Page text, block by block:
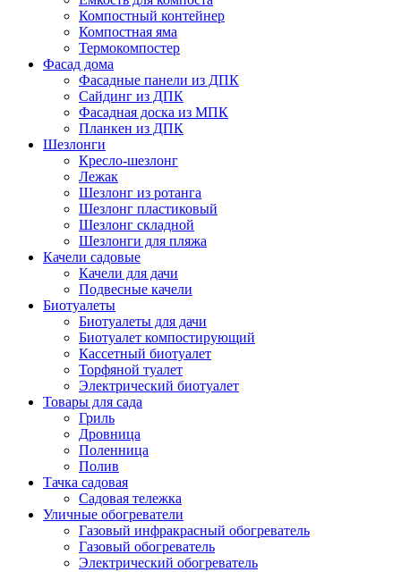
Компостный контейнер
Компостная яма
Термокомпостер
Фасад дома
Фасадные панели из ДПК
Сайдинг из ДПК
Фасадная доска из МПК
Планкен из ДПК
Шезлонги
Кресло-шезлонг
Лежак
Шезлонг из ротанга
Шезлонг пластиковый
Шезлонг складной
Шезлонги для пляжа
Качели садовые
Качели для дачи
Подвесные качели
Биотуалеты
Биотуалеты для дачи
Биотуалет компостирующий
Кассетный биотуалет
Торфяной туалет
Электрический биотуалет
Товары для сада
Гриль
Дровница
Поленница
Полив
Тачка садовая
Садовая тележка
Уличные обогреватели
Газовый инфракрасный обогреватель
Газовый обогреватель
Электрический обогреватель